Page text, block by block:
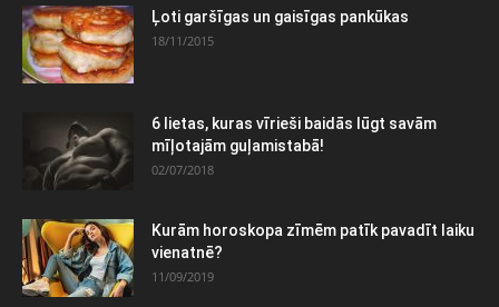
Ļoti garšīgas un gaisīgas pankūkas
18/11/2015
6 lietas, kuras vīrieši baidās lūgt savām
mīļotajām guļamistabā!
02/07/2018
Kurām horoskopa zīmēm patīk pavadīt laiku
vienatnē?
11/09/2019